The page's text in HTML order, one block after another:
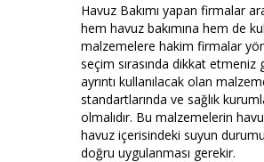
Havuz Bakımı yapan firmalar
hem havuz bakımına hem de
malzemelere hakim firmalar
seçim sırasında dikkat
ayrıntı kullanılacak olan
standartlarında ve sağlık
olmalıdır. Bu malzemelerin
havuz içerisindeki suyun
doğru uygulanması gerekir.